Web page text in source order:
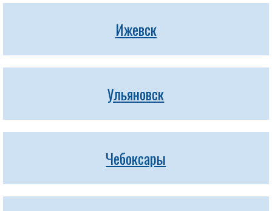
Ижевск
Ульяновск
Чебоксары